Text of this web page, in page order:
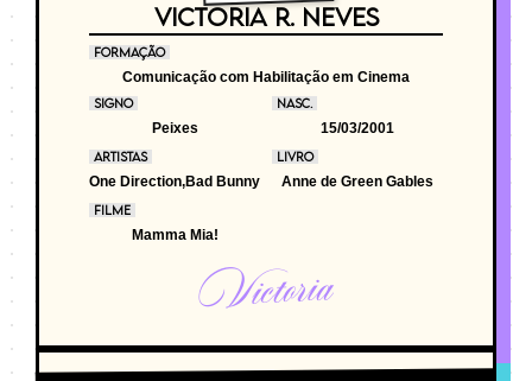
VICTORIA R. NEVES
FORMAÇÃO
Comunicação com Habilitação em Cinema
SIGNO
Peixes
NASC.
15/03/2001
ARTISTAS
One Direction,Bad Bunny
LIVRO
Anne de Green Gables
FILME
Mamma Mia!
Victoria